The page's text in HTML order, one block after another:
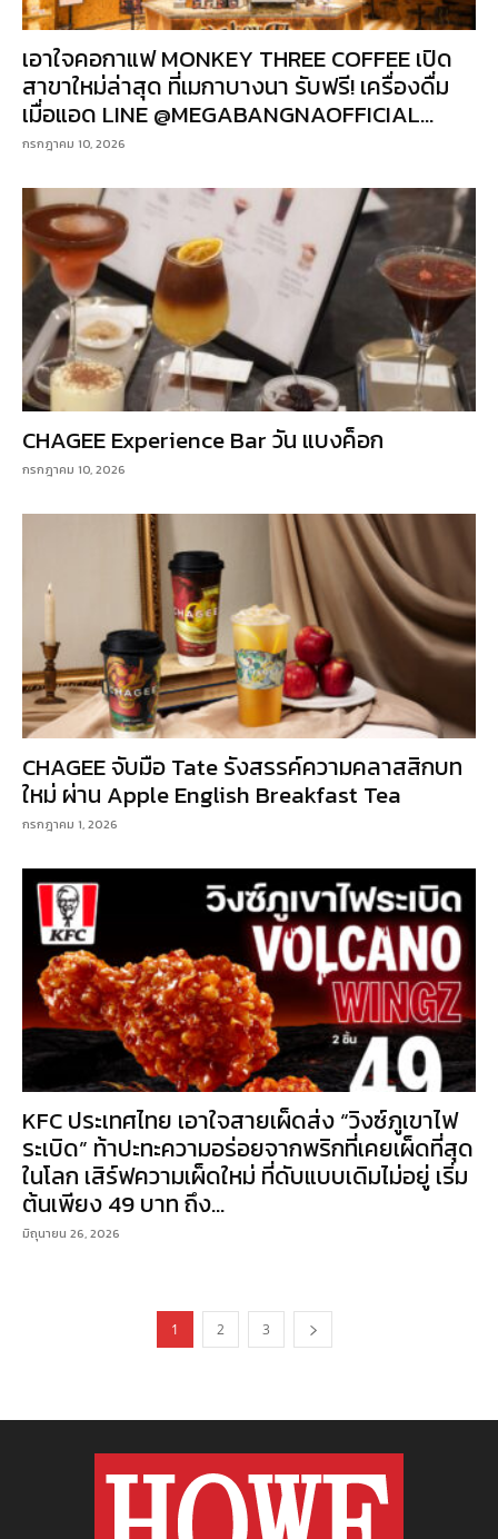
เอาใจคอกาแฟ MONKEY THREE COFFEE เปิด
สาขาใหม่ล่าสุด ที่เมกาบางนา รับฟรี! เครื่องดื่ม
เมื่อแอด LINE @MEGABANGNAOFFICIAL...
กรกฎาคม 10, 2026
CHAGEE Experience Bar วัน แบงค็อก
กรกฎาคม 10, 2026
CHAGEE จับมือ Tate รังสรรค์ความคลาสสิกบท
ใหม่ ผ่าน Apple English Breakfast Tea
กรกฎาคม 1, 2026
KFC ประเทศไทย เอาใจสายเผ็ดส่ง “วิงซ์ภูเขาไฟ
ระเบิด” ท้าปะทะความอร่อยจากพริกที่เคยเผ็ดที่สุด
ในโลก เสิร์ฟความเผ็ดใหม่ ที่ดับแบบเดิมไม่อยู่ เริ่ม
ต้นเพียง 49 บาท ถึง...
มิถุนายน 26, 2026
1 2 3